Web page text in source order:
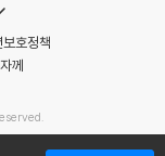
보호정책
께